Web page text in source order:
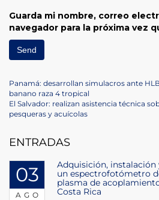
Guarda mi nombre, correo
navegador para la próxima vez
Navegación
de
Previous
Post
Panamá: desarrollan simulacros ante
banano raza 4 tropical
Next
Post
El Salvador: realizan asistencia técnica
pesqueras y acuícolas
ENTRADAS
03
AGO
Adquisición,
un espectrofotómetro
plasma de
Costa Rica